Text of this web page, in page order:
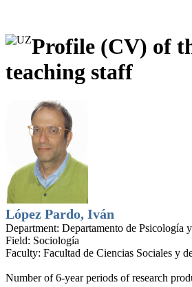
Profile (CV) of
teaching staff
López Pardo, Iván
Department: Departamento de Psicología
Field: Sociología
Faculty: Facultad de Ciencias Sociales y
Number of 6-year periods of research